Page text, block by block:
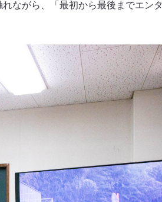
ながら、「最初から最後までエンタ